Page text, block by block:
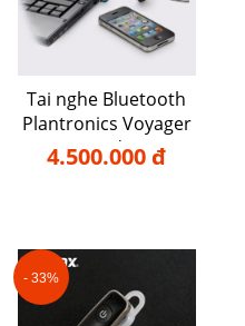
Tai nghe Bluetooth
Plantronics Voyager
Legend UC
4.500.000 đ
- 33%